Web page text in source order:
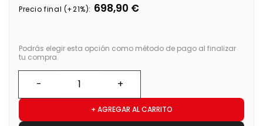
Precio final (+21%): 698,90 €
Podrás elegir esta opción como método de pago al finalizar
tu compra.
+ AGREGAR AL CARRITO